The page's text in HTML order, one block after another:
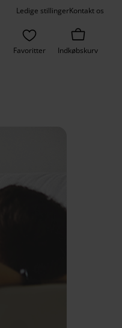
Ledige stillingerKontakt os
Favoritter Indkøbskurv